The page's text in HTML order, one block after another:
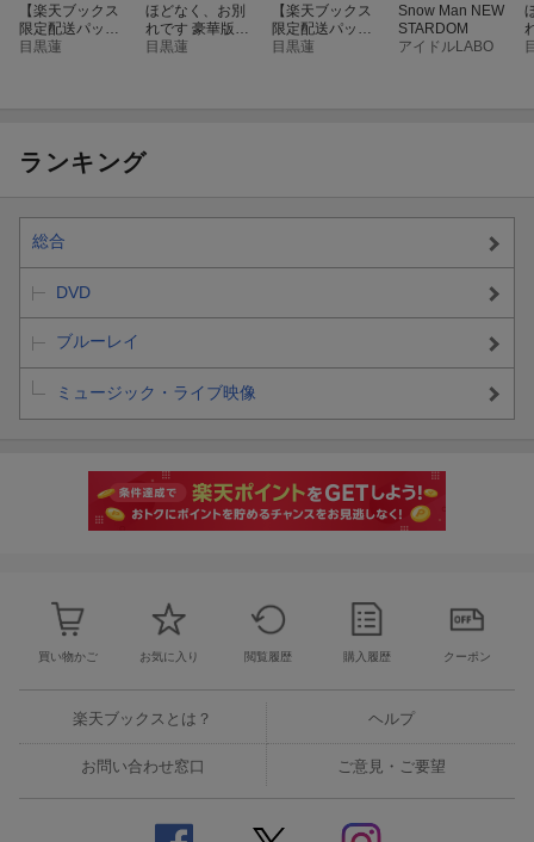
Jack In The Box
君の彼氏になりたい。
Crazy F-R-E-S-H Beat
BOOST
ーENCORE
HELLO HELLO
ナミダの海を越えて行け
＜DISC-2＞
・ツアー最終日ダイジェスト映像@2026.01.18 京セラドーム大阪
【楽天ブックス
限定配送パッ
ク】【先着特
目黒蓮
ほどなく、お別
れです 豪華版
【Blu-ray】
目黒蓮
【楽天ブックス
限定配送パッ
ク】【先着特
目黒蓮
Snow Man NEW
STARDOM
アイドルLABO
ランキング
総合
DVD
ブルーレイ
ミュージック・ライブ映像
買い物かご お気に入り 閲覧履歴 購入履歴 クーポン
楽天ブックスとは？ ヘルプ
お問い合わせ窓口 ご意見・ご要望